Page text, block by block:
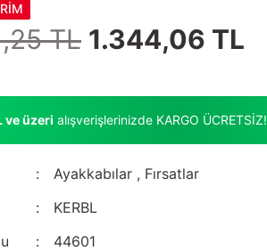
TL 1.344,06 TL
ve üzeri alışverişlerinizde KARGO ÜCRETSİZ!
Ayakkabılar , Fırsatlar
KERBL
44601